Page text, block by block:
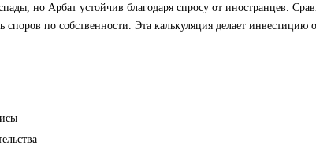
но Арбат устойчив благодаря спросу от иностранцев.
по собственности. Эта калькуляция делает инвестицию